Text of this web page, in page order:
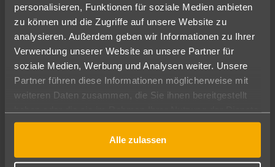
personalisieren, Funktionen für soziale Medien anbieten
zu können und die Zugriffe auf unsere Website zu
analysieren. Außerdem geben wir Informationen zu Ihrer
Verwendung unserer Website an unsere Partner für
soziale Medien, Werbung und Analysen weiter. Unsere
Partner führen diese Informationen möglicherweise mit
weiteren Daten zusammen, die Sie ihnen bereitgestellt
gesammelt haben.
Alle zulassen
Ändere die Kriterien nach deinen Wünschen
Pauschal Nur Hotel
Abflughafen
Reisezeitraum
08.08.26–06.08.27 7-21 Nächte
2 Erwachsene Keine Kinder